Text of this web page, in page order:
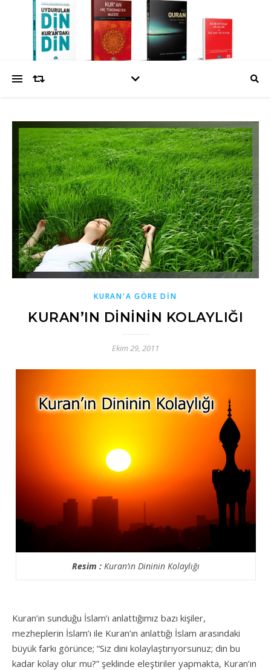
KURAN'A GÖRE DİN
KURAN’IN DİNİNİN KOLAYLIĞI
Ekim 29, 2011
Resim :Kuran’ın Dininin Kolaylığı
Kuran’ın sunduğu İslam’ı anlattığımız bazı kişiler,
mezheplerin İslam’ı ile Kuran’ın anlattığı İslam arasındaki
büyük farkı görünce; “Siz dini kolaylaştırıyorsunuz; din bu
kadar kolay olur mu?” şeklinde eleştiriler yapmakta, Kuran’ın